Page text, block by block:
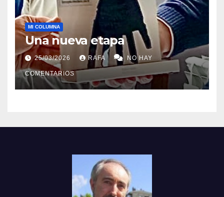
MI COLUMNA
Una nueva etapa
25/03/2026 RAFA NO HAY
COMENTARIOS